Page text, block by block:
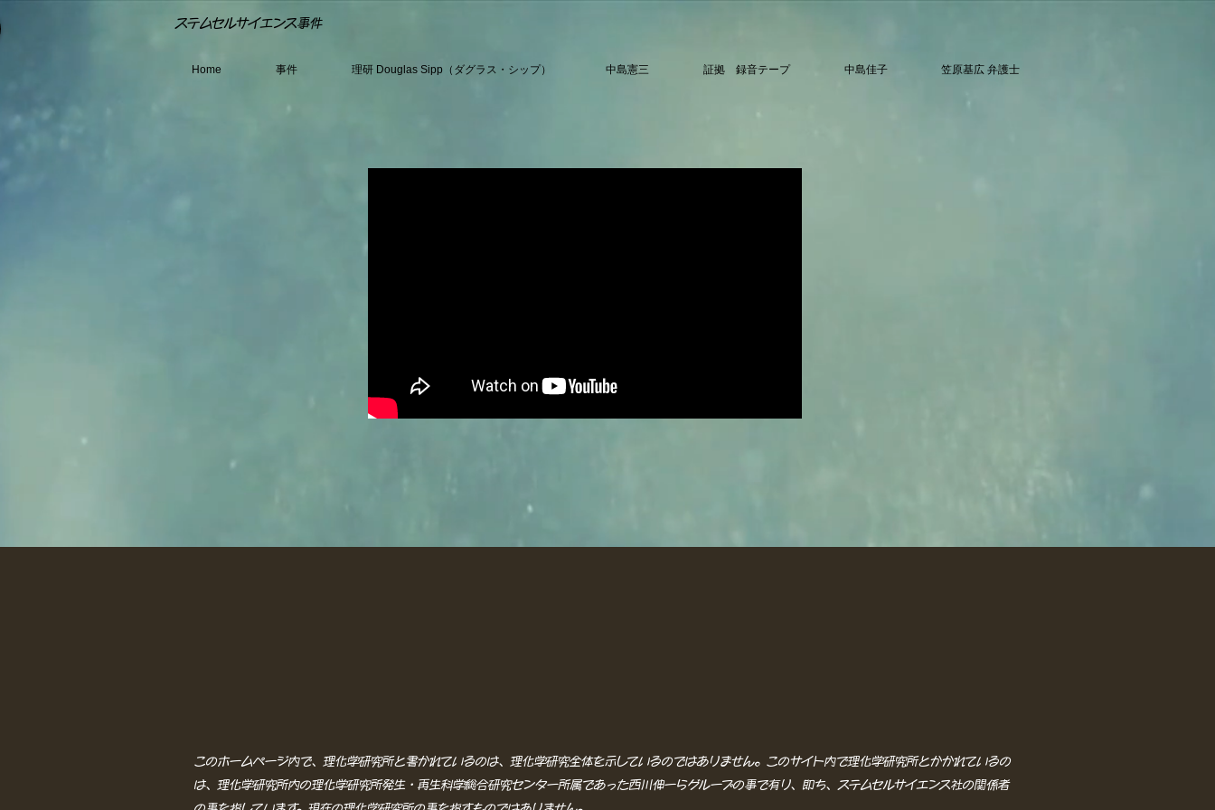
​ステムセルサイエンス事件
Home 事件 理研 Douglas Sipp（ダグラス・シップ） 中島憲三 証拠 録音テープ 中島佳子 笠原基広 弁護士
このホームページ内で、理化学研究所と書かれているのは、理化学研究全体を示しているのではありません。このサイト内で理化学研究所とかかれているの
は、理化学研究所内の理化学研究所発生・再生科学総合研究センター所属であった西川伸一らグループの事で有り、即ち、ステムセルサイエンス社の関係者